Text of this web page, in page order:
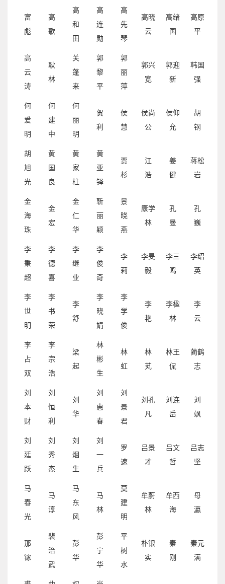
富
彪
高
歌
高
和
田
高
连
勋
高
先
琴
高晓
云
高绪
国
高原
平
高
云
涛
耿
林
关
蓬
来
郭
黎
平
郭
丽
萍
郭兴
宽
郭迎
新
韩国
强
何
爱
明
何
建
中
何
丽
明
贺
利
侯
慧
侯尚
公
侯仰
允
胡
钢
胡
旭
光
黄
国
良
黄
家
柱
黄
亚
铎
贾
杉
江
浩
姜
健
蒋松
岩
金
海
珠
金
宏
金
仁
华
靳
丽
颖
景
晓
燕
康学
林
孔
曼
孔
巍
李
秉
超
李
德
喜
李
继
业
李
俊
奇
李
莉
李旻
毅
李三
鸣
李绍
英
李
世
明
李
书
荣
李
舒
李
晓
娟
李
学
俊
李
艳
李楹
林
李
云
李
占
双
李
宗
浩
梁
起
林
彬
生
林
虹
林
芄
林王
侃
蔺鹤
志
刘
本
财
刘
恒
利
刘
华
刘
惠
春
刘
景
君
刘孔
凡
刘连
岳
刘
飒
刘
廷
跃
刘
秀
杰
刘
烟
生
刘
一
兵
罗
速
吕景
才
吕文
哲
吕志
坚
马
春
光
马
淳
马
东
风
马
林
莫
建
明
牟蔚
林
牟西
海
母
瀛
那
镓
裴
治
武
彭
华
彭
宁
华
平
树
水
朴银
实
秦
刚
秦元
满